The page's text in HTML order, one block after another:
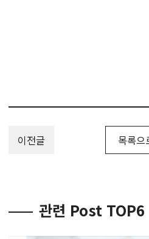
이전글 목록으
관련 Post TOP6